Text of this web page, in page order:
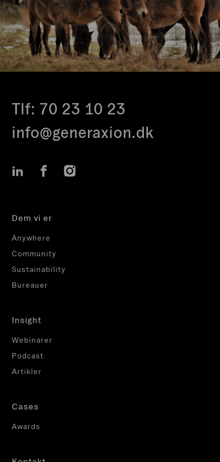
Tlf: 70 23 10 23
info@generaxion.dk
LinkedInFacebookInstagram
Dem vi er
Anywhere
Community
Sustainability
Bureauer
Insight
Webinarer
Podcast
Artikler
Cases
Awards